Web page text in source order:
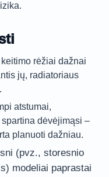
rėžiai dažnai
jų, radiatoriaus
atstumai,
dėvėjimąsi –
planuoti dažniau.
(pvz., storesnio
modeliai paprastai